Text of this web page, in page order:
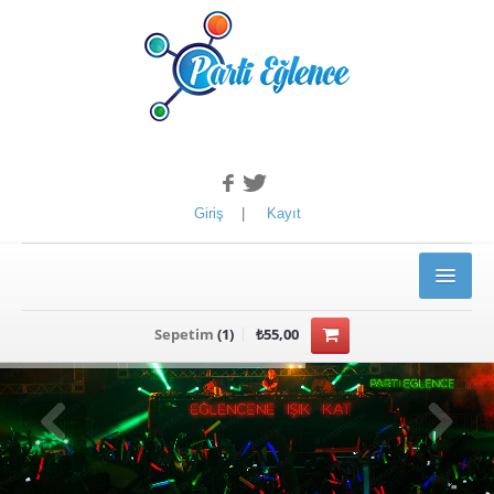
Giriş Kayıt
ÜRÜNLER
YILBAŞI ÜRÜNLERİ
Kotyon Set
Sepetim (1) ₺55,00